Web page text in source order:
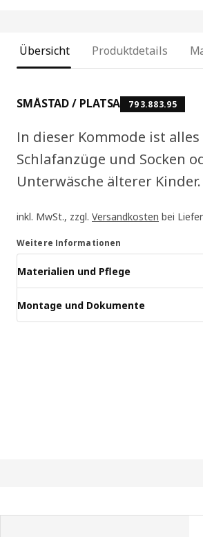
Übersicht Produktdetails
SMÅSTAD / PLATSA 793.883.95
In dieser Kommode ist
Schlafanzüge und Socken
Unterwäsche älterer Kinder.
inkl. MwSt., zzgl. Versandkosten bei
Weitere Informationen
Materialien und Pflege
Montage und Dokumente